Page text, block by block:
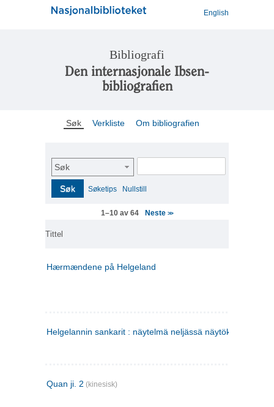
English
Bibliografi
Den internasjonale Ibsen-
bibliografien
Søk Verkliste Om bibliografien
Søk
Søk Søketips Nullstill
1–10 av 64 Neste>>
Tittel
Hærmændene på Helgeland
Helgelannin sankarit : näytelmä neljässä näytöksessä
Quan ji. 2 (kinesisk)